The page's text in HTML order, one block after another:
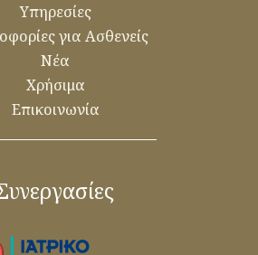
Υπηρεσίες
για Ασθενείς
Νέα
Χρήσιμα
Επικοινωνία